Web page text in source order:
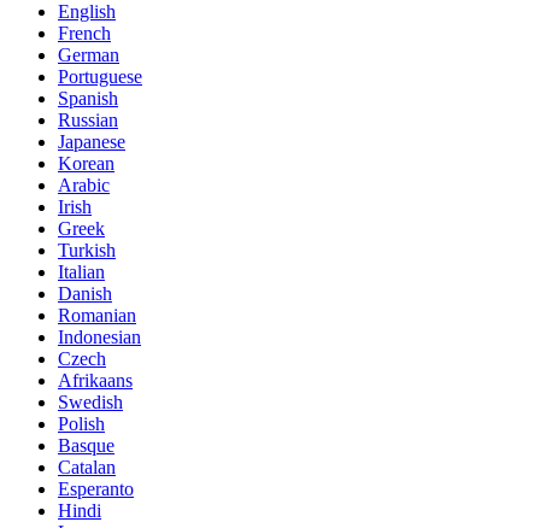
English
French
German
Portuguese
Spanish
Russian
Japanese
Korean
Arabic
Irish
Greek
Turkish
Italian
Danish
Romanian
Indonesian
Czech
Afrikaans
Swedish
Polish
Basque
Catalan
Esperanto
Hindi